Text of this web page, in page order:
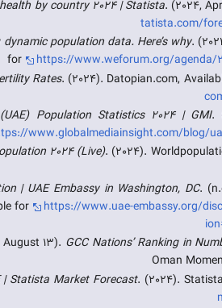
by country 2024 | Statista. (2024,
tatista.com/
population data. Here’s why.
for
https://www.weforum.org/agenda/
Rates. (2024). Datopian.com,
Population Statistics 2024 | GMI.
www.globalmediainsight.com/blog/
2024 (Live). (2024).
| UAE Embassy in Washington, DC.
for
https://www.uae-embassy.org/
13). GCC Nations’ Ranking in
Oman
Statista Market Forecast. (2024).